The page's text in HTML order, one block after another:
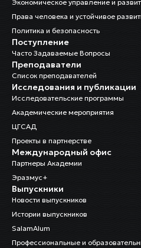
Экономическое управление и
Права человека и устойчивое
Политика и безопасность
Поступление
Часто Задаваемые Вопросы
Преподаватели
Список преподавателей
Исследования и публикации
Исследовательские программы
Академические мероприятия
ЦГСАД
Проекты в партнерстве
Международный офис
Партнеры Академии
Эразмус+
Выпускники
Новости выпускников
Истории выпускников
SalamAlum
Профессиональные и